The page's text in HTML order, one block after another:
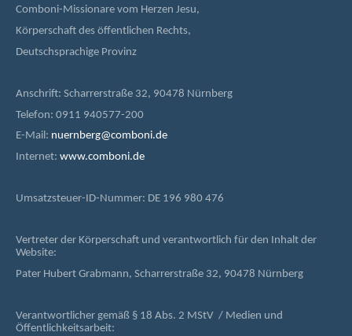
Comboni-Missionare vom Herzen Jesu,
Körperschaft des öffentlichen Rechts,
Deutschsprachige Provinz
Anschrift: Scharrerstraße 32, 90478 Nürnberg
Telefon: 0911 940577-200
E-Mail: nuernberg@comboni.de
Internet: www.comboni.de
Umsatzsteuer-ID-Nummer: DE 196 980 476
Vertreter der Körperschaft und verantwortlich für den Inhalt der
Website:
Pater Hubert Grabmann, Scharrerstraße 32, 90478 Nürnberg
Verantwortlicher gemäß § 18 Abs. 2 MStV / Medien und
Öffentlichkeitsarbeit: